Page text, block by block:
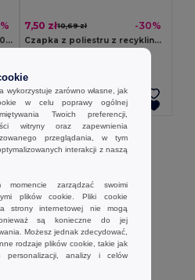
Czapka z poliestru i siatki (150 g/m²)
7,50 zł10,69 zł -30%
Czapka z poliestru z recyklingu (100% rPET)
Dodaj Do Koszyka
wykorzystuje zarówno własne, jak
w celu poprawy ogólnej
Twoich preferencji,
witryny oraz zapewnienia
przeglądania, w tym
interakcji z naszą
momencie zarządzać swoimi
plików cookie. Pliki cookie
strony internetowej nie mogą
są konieczne do jej
Możesz jednak zdecydować,
rodzaje plików cookie, takie jak
personalizacji, analizy i celów